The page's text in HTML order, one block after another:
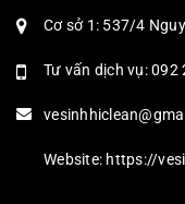
Cơ sở 1: 537/4
Tư vấn dịch vụ: 092
Website: https://